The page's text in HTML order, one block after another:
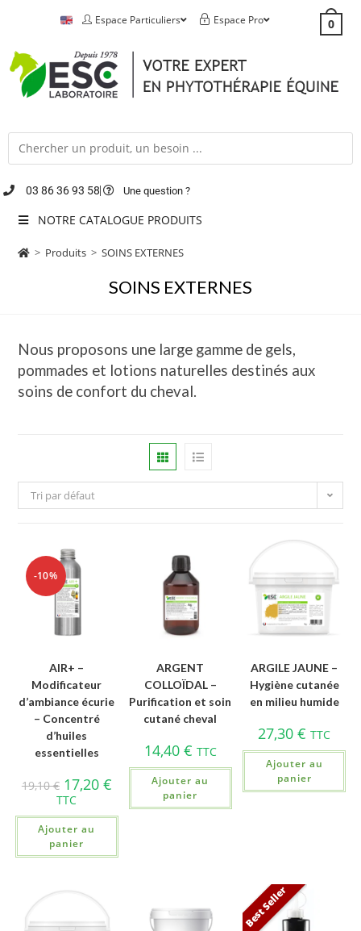
Espace Particuliers Espace Pro 0
03 86 36 93 58 Une question ?
NOTRE CATALOGUE PRODUITS
> Produits > SOINS EXTERNES
SOINS EXTERNES
Nous proposons une large gamme de gels,
pommades et lotions naturelles destinés aux
soins de confort du cheval.
Tri par défaut
-10%
AIR+ –
Modificateur
d’ambiance écurie
– Concentré
d’huiles
essentielles
19,10€ 17,20 €
TTC
Ajouter au
panier
ARGENT
COLLOÏDAL –
Purification et soin
cutané cheval
14,40 € TTC
Ajouter au
panier
ARGILE JAUNE –
Hygiène cutanée
en milieu humide
27,30€ TTC
Ajouter au
panier
Best Seller